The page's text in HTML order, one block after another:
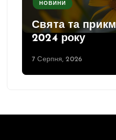
НОВИНИ
Свята та
2024 року
7 Серпня, 2026